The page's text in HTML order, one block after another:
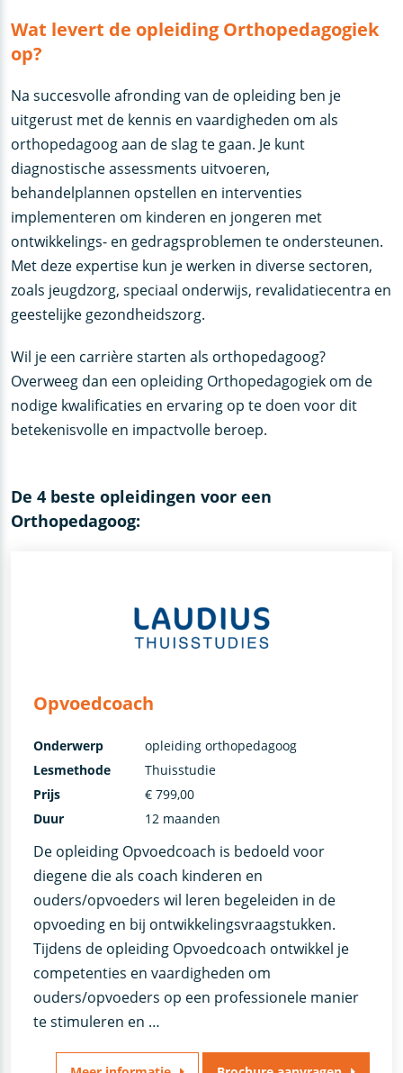
Wat levert de opleiding Orthopedagogiek
op?
Na succesvolle afronding van de opleiding ben je
uitgerust met de kennis en vaardigheden om als
orthopedagoog aan de slag te gaan. Je kunt
diagnostische assessments uitvoeren,
behandelplannen opstellen en interventies
implementeren om kinderen en jongeren met
ontwikkelings- en gedragsproblemen te ondersteunen.
Met deze expertise kun je werken in diverse sectoren,
zoals jeugdzorg, speciaal onderwijs, revalidatiecentra en
geestelijke gezondheidszorg.
Wil je een carrière starten als orthopedagoog?
Overweeg dan een opleiding Orthopedagogiek om de
nodige kwalificaties en ervaring op te doen voor dit
betekenisvolle en impactvolle beroep.
De 4 beste opleidingen voor een
Orthopedagoog:
Opvoedcoach
De opleiding Opvoedcoach is bedoeld voor
diegene die als coach kinderen en
ouders/opvoeders wil leren begeleiden in de
opvoeding en bij ontwikkelingsvraagstukken.
Tijdens de opleiding Opvoedcoach ontwikkel je
competenties en vaardigheden om
ouders/opvoeders op een professionele manier
te stimuleren en …
Onderwerp
opleiding orthopedagoog
Lesmethode
Thuisstudie
Prijs
€ 799,00
Duur
12 maanden